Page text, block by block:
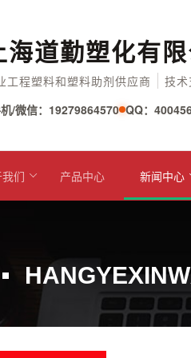
海道勤塑化有
工程塑料和塑料助剂供应商
技
/微信：19279864570 QQ：
们 产品中心 新闻中心